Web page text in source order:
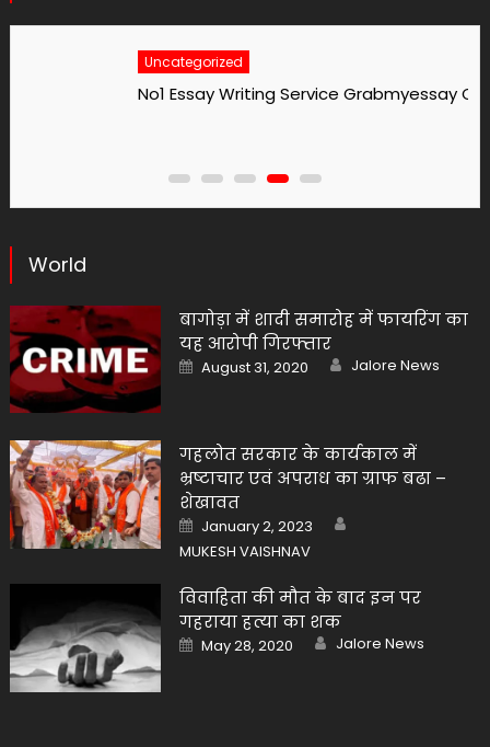
No1 Essay Writing Service Grabmyessay Com
World
बागोड़ा में शादी समारोह में फायरिंग का
यह आरोपी गिरफ्तार
Posted
on
August 31, 2020 Author
Jalore News
गहलोत सरकार के कार्यकाल में
भ्रष्टाचार एवं अपराध का ग्राफ बढा –
शेखावत
Posted
on
January 2, 2023
MUKESH VAISHNAV
विवाहिता की मौत के बाद इन पर
गहराया हत्या का शक
Posted
on
May 28, 2020 Author
Jalore News